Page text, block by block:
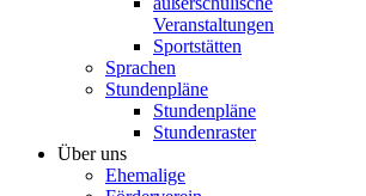
Veranstaltungen
Sportstätten
Sprachen
Stundenpläne
Stundenpläne
Stundenraster
Über uns
Ehemalige